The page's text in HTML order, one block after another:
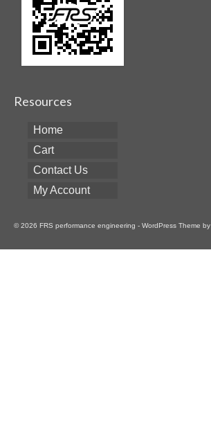
Resources
Home
Cart
Contact Us
My Account
© 2026 FRS performance engineering - WordPress Theme by